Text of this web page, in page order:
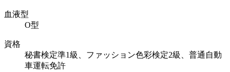
血液型
O型
資格
秘書検定準1級、ファッション色彩検定2級、普通自動
車運転免許